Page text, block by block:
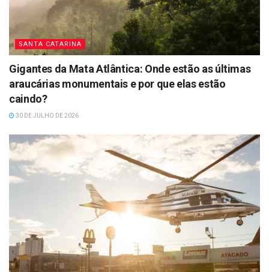
SANTA CATARINA
Gigantes da Mata Atlântica: Onde estão as últimas
araucárias monumentais e por que elas estão
caindo?
30 DE JULHO DE 2026